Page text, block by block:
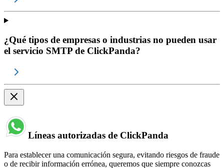
¿Qué tipos de empresas o industrias no pueden usar
el servicio SMTP de ClickPanda?
Líneas autorizadas de ClickPanda
Para establecer una comunicación segura, evitando riesgos de fraude
o de recibir información errónea, queremos que siempre conozcas